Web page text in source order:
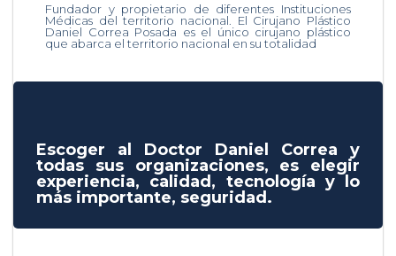
Fundador y propietario de diferentes Instituciones
Médicas del territorio nacional. El Cirujano Plástico
Daniel Correa Posada es el único cirujano plástico
que abarca el territorio nacional en su totalidad
Escoger al Doctor Daniel Correa y
todas sus organizaciones, es elegir
experiencia, calidad, tecnología y lo
más importante, seguridad.